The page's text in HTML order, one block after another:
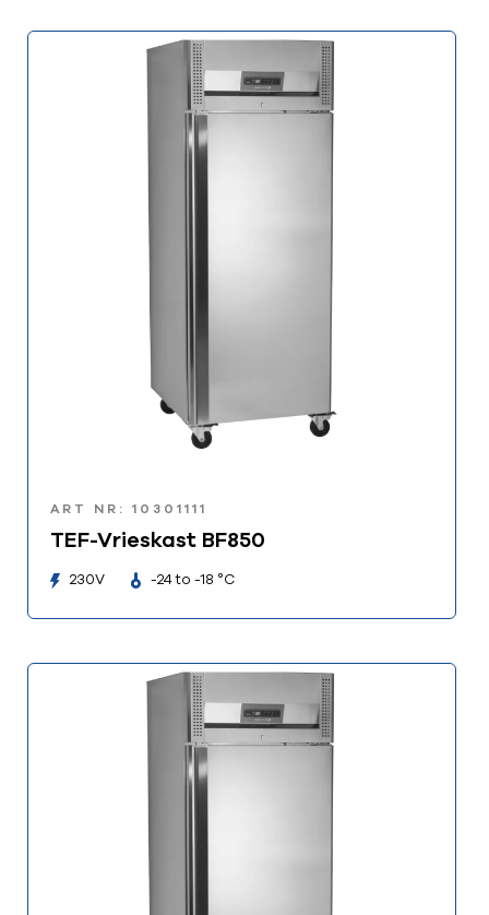
ART NR: 10301111
TEF-Vrieskast BF850
230V -24 to -18 °C